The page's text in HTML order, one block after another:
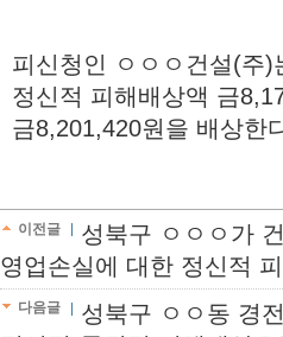
피신청인 ㅇㅇㅇ건설(주
정신적 피해배상액 금
금8,201,420원을 배상한
이전글
성북구 ㅇㅇㅇ가
영업손실에 대한 정신적
다음글
성북구 ㅇㅇ동 경